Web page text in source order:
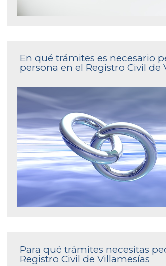
En qué trámites es necesario
persona en el Registro Civil de
Para qué trámites necesitas
Registro Civil de Villamesías